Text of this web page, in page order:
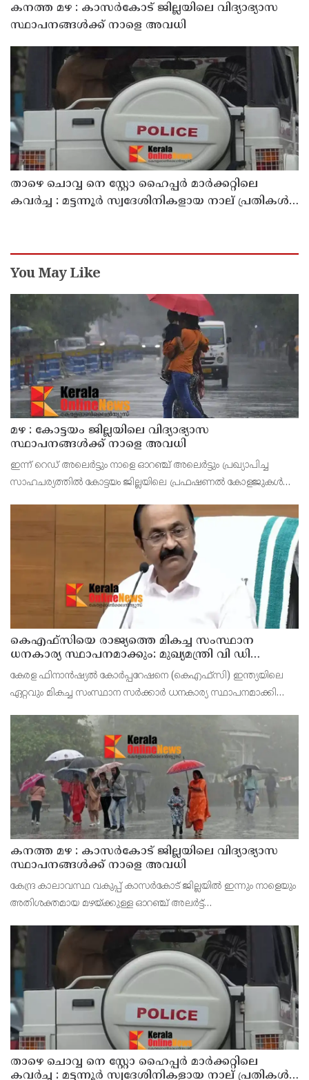
കനത്ത മഴ : കാസർകോട് ജില്ലയിലെ വിദ്യാഭ്യാസ
സ്ഥാപനങ്ങൾക്ക് നാളെ അവധി
താഴെ ചൊവ്വ നെ സ്റ്റോ ഹൈപ്പർ മാർക്കറ്റിലെ
കവർച്ച : മട്ടന്നൂർ സ്വദേശിനികളായ നാല് പ്രതികൾ
You May Like
മഴ : കോട്ടയം ജില്ലയിലെ വിദ്യാഭ്യാസ
സ്ഥാപനങ്ങൾക്ക് നാളെ അവധി
ഇന്ന് റെഡ് അലെർട്ടും നാളെ ഓറഞ്ച് അലെർട്ടും പ്രഖ്യാപിച്ച
സാഹചര്യത്തിൽ കോട്ടയം ജില്ലയിലെ പ്രഫഷണൽ കോളജുകൾ
വെള്ളി) ജില്ലാ കളക്ടർ ചേതൻ കുമാർ മീ
കെഎഫ്‌സിയെ രാജ്യത്തെ മികച്ച സംസ്ഥാന
ധനകാര്യ സ്ഥാപനമാക്കും: മുഖ്യമന്ത്രി വി ഡി
സതീശൻ
കേരള ഫിനാൻഷ്യൽ കോർപ്പറേഷനെ (കെഎഫ്‌സി) ഇന്ത്യയിലെ
ഏറ്റവും മികച്ച സംസ്ഥാന സർക്കാർ ധനകാര്യ സ്ഥാപനമാക്കി
ആഭിമുഖ്യത്തിൽ വിപുലീകരിച്ച 'മുഖ്യമന്ത്ര
കനത്ത മഴ : കാസർകോട് ജില്ലയിലെ വിദ്യാഭ്യാസ
സ്ഥാപനങ്ങൾക്ക് നാളെ അവധി
കേന്ദ്ര കാലാവസ്ഥ വകുപ്പ് കാസർകോട് ജില്ലയിൽ ഇന്നും നാളെയും
അതിശക്തമായ മഴയ്ക്കുള്ള ഓറഞ്ച് അലർട്ട്
പ്രൊഫഷണൽ കോളേജുകൾ ഉൾപ്പെടെയുള്ള എല്ലാ വിദ്യാഭ്യാ
താഴെ ചൊവ്വ നെ സ്റ്റോ ഹൈപ്പർ മാർക്കറ്റിലെ
കവർച്ച : മട്ടന്നൂർ സ്വദേശിനികളായ നാല് പ്രതികൾ